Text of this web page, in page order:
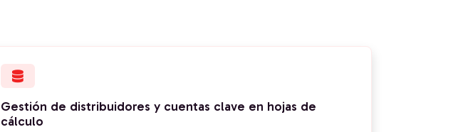
Gestión de distribuidores y cuentas clave en hojas de
cálculo